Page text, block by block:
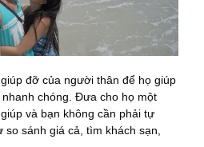
đỡ của người thân để họ giúp
chóng. Đưa cho họ một
và bạn không cần phải tự
sánh giá cả, tìm khách sạn,